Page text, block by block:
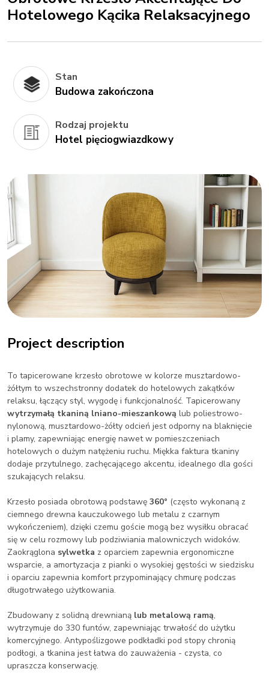
Hotelowego Kącika Relaksacyjnego
Stan
Budowa zakończona
Rodzaj projektu
Hotel pięciogwiazdkowy
Project description
To tapicerowane krzesło obrotowe w kolorze musztardowo-
żółtym to wszechstronny dodatek do hotelowych zakątków
relaksu, łączący styl, wygodę i funkcjonalność. Tapicerowany
wytrzymałą tkaniną lniano-mieszankową lub poliestrowo-
nylonową, musztardowo-żółty odcień jest odporny na blaknięcie
i plamy, zapewniając energię nawet w pomieszczeniach
hotelowych o dużym natężeniu ruchu. Miękka faktura tkaniny
dodaje przytulnego, zachęcającego akcentu, idealnego dla gości
szukających relaksu.
Krzesło posiada obrotową podstawę 360° (często wykonaną z
ciemnego drewna kauczukowego lub metalu z czarnym
wykończeniem), dzięki czemu goście mogą bez wysiłku obracać
się w celu rozmowy lub podziwiania malowniczych widoków.
Zaokrąglona sylwetka z oparciem zapewnia ergonomiczne
wsparcie, a amortyzacja z pianki o wysokiej gęstości w siedzisku
i oparciu zapewnia komfort przypominający chmurę podczas
długotrwałego użytkowania.
Zbudowany z solidną drewnianą lub metalową ramą,
wytrzymuje do 330 funtów, zapewniając trwałość do użytku
komercyjnego. Antypoślizgowe podkładki pod stopy chronią
podłogi, a tkanina jest łatwa do zauważenia - czysta, co
upraszcza konserwację.